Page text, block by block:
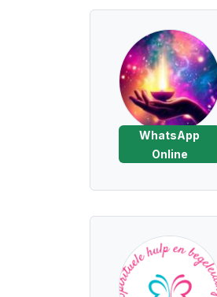
WhatsApp
Online